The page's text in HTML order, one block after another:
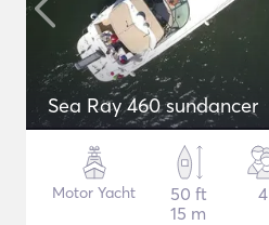
Sea Ray 460 sundancer
Motor Yacht
50 ft
15 m
4